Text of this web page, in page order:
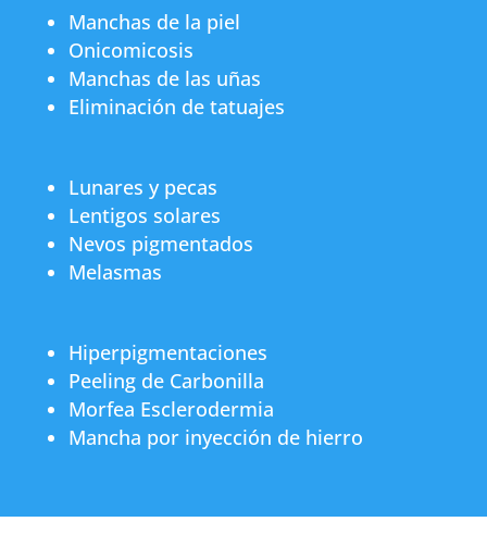
Manchas de la piel
Onicomicosis
Manchas de las uñas
Eliminación de tatuajes
Lunares y pecas
Lentigos solares
Nevos pigmentados
Melasmas
Hiperpigmentaciones
Peeling de Carbonilla
Morfea Esclerodermia
Mancha por inyección de hierro